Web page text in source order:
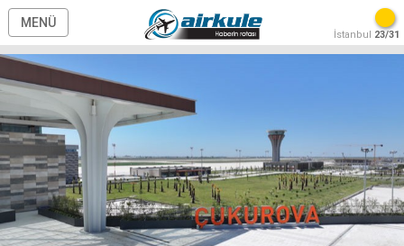
MENÜ
İstanbul 23/31